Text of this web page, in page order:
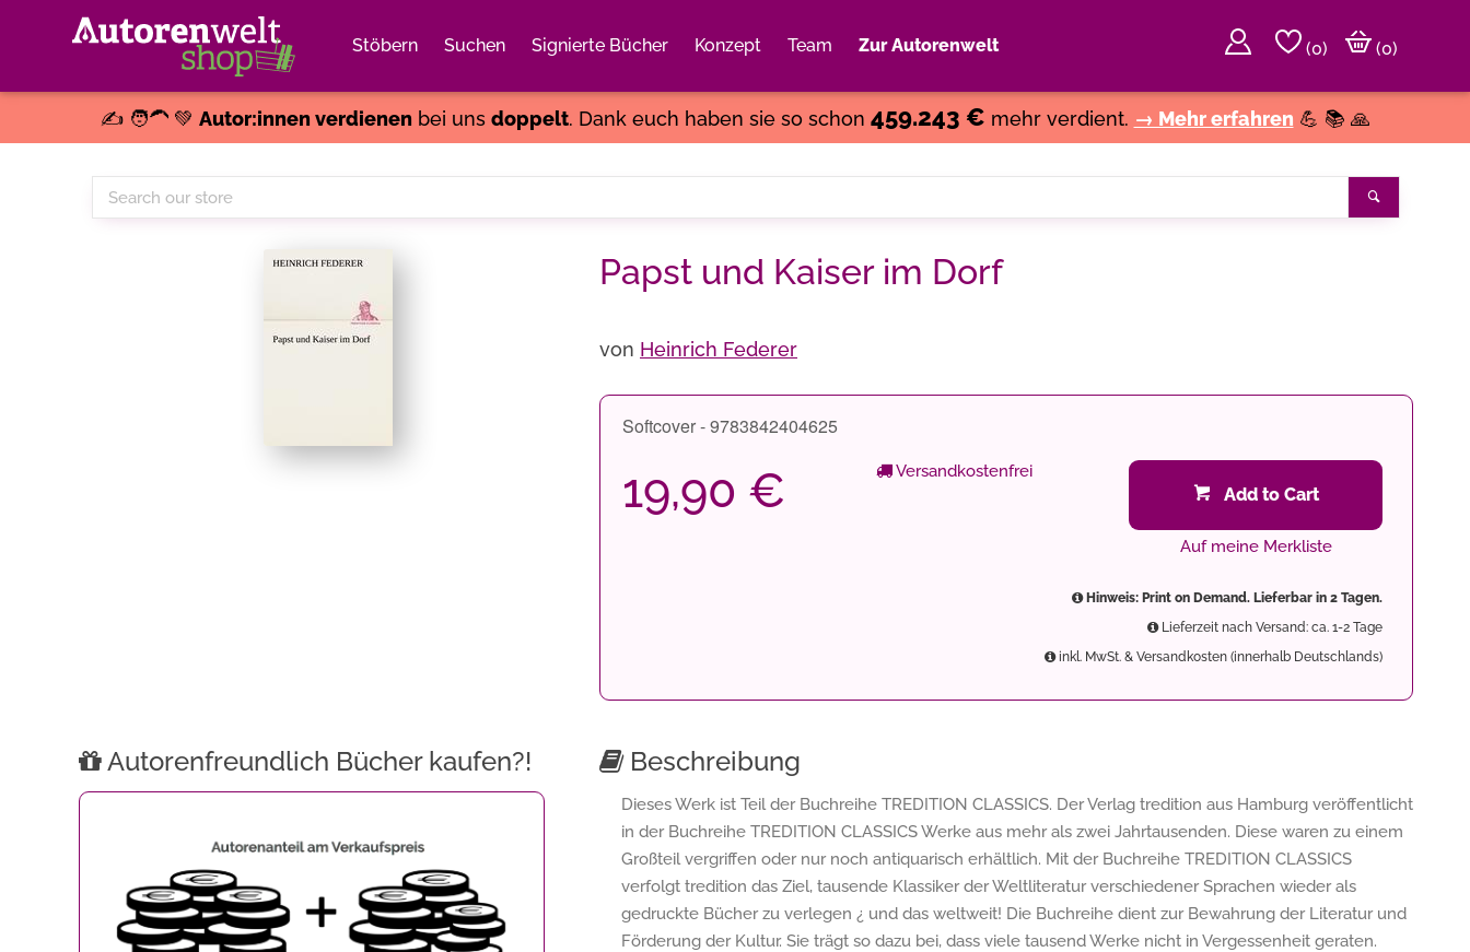
Stöbern Suchen Signierte Bücher Konzept Team Zur Autorenwelt (0)
(0)
✍️ 🧑‍🦱 💚 Autor:innen verdienenbei uns doppelt. Dank euch haben sie so schon 459.243 € mehr verdient. → Mehr erfahren 💪 📚 🙏
Search
our
Papst und Kaiser im Dorf
von Heinrich Federer
Softcover - 9783842404625
19,90 € Versandkostenfrei
Add to Cart
Auf meine Merkliste
Hinweis: Print on Demand. Lieferbar in 2 Tagen.
Lieferzeit nach Versand: ca. 1-2 Tage
inkl. MwSt. & Versandkosten (innerhalb Deutschlands)
Autorenfreundlich Bücher kaufen?! Beschreibung
Dieses Werk ist Teil der Buchreihe TREDITION CLASSICS. Der Verlag tredition aus Hamburg veröffentlicht
in der Buchreihe TREDITION CLASSICS Werke aus mehr als zwei Jahrtausenden. Diese waren zu einem
Großteil vergriffen oder nur noch antiquarisch erhältlich. Mit der Buchreihe TREDITION CLASSICS
verfolgt tredition das Ziel, tausende Klassiker der Weltliteratur verschiedener Sprachen wieder als
gedruckte Bücher zu verlegen ¿ und das weltweit! Die Buchreihe dient zur Bewahrung der Literatur und
Förderung der Kultur. Sie trägt so dazu bei, dass viele tausend Werke nicht in Vergessenheit geraten.